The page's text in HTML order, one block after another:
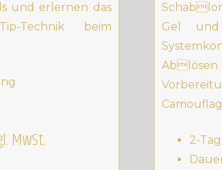
und erlernen das
Technik beim
MwSt.
Gel und
2-